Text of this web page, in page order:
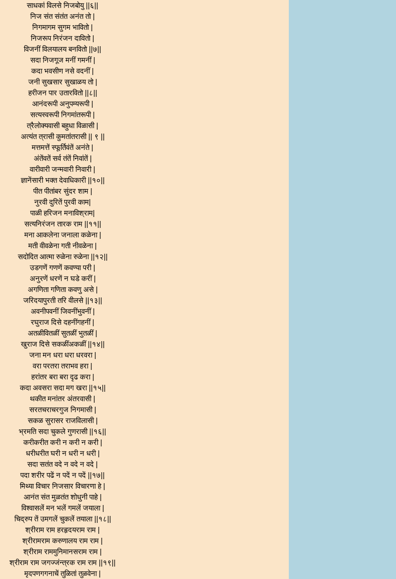
साधकां विलसे निजबोयु ||६||
निज संत संतंत अनंत तो |
निगमागम सुगम भावितो |
निजरूप निरंजन दावितो |
विजनीं विलयालय बनवितो ||७||
सदा निजगूज मनीं गमनीं |
कदा भवसीण नसे वदनीं |
जनी सुखसार सुखाळय तो |
हरीजन पार उतारवितो ||८||
आनंदरूपी अनुपम्यरूपी |
सत्यस्वरूपी निगमांतरूपी |
त्रैलोक्यवासी बहुधा विळासी |
अत्यंत त्रासी कुमतांतरासी || ९ ||
मत्तमत्तें स्फूर्तिवंतें अनंते |
अंतेंवतें सर्व तंतें निवांतें |
वारीवारी जन्मवारी निवारी |
ज्ञानेंसारी भक्त देवाधिकारी ||१०||
पीत पीतांबर सुंदर शाम |
नुरवी दुरितें पुरवी काम|
पाळी हरिजन मनाविश्राम|
सत्यनिरंजन तारक राम ||११||
मना आकलेना जनाला कळेना |
मती वीवळेना गती नीवळेना |
सदोदित आत्मा रुळेना रुळेना ||१२||
उडगणें गणणें कवण्या परी |
अनुरणें धरणें न घडे करीं |
अगणिता गणिता कवणु असे |
जरिदयापुरती तरि वीलसे ||१३||
अवनीपवनीं जिवनींभुवनीं |
रघुराज दिसे दहनींगहनीं |
अतळीवितळीं सुतळीं भुतळीं |
खुराज दिसे सकळींअकळीं ||१४||
जना मन धरा धरा धरवरा |
वरा परतरा तराभव हरा |
हरांतर बरा बरा दृढ करा |
कदा अवसरा सदा मग खरा ||१५||
थकीत मनांतर अंतरवासी |
सरतचराचरगुज निगमासी |
सकळ सुरासर राजविलासी |
भ्रमति सदा चुकले गुणरासी ||१६||
करीकरीत करी न करी न करी |
धरीधरीत घरी न धरी न धरी |
सदा सतंत वदे न वदे न वदे |
पदा शरीर पढें न पदें न पदें ||१७||
मिथ्या विचार निजसार विचारणा हे |
आनंत संत मुळतंत शोधुनी पाहे |
विश्वासलें मन भलें गमलें जयाला |
चिद्रुप तें उमगलें चुकलें तयाला ||१८||
श्रीराम राम हरहृदयराम राम |
श्रीरामराम करुणालय राम राम |
श्रीराम राममुनिमानसराम राम |
श्रीराम राम जगज्जंन्त्रक राम राम ||१९||
मृदपणगगनाचें तुळितां तुळवेना |